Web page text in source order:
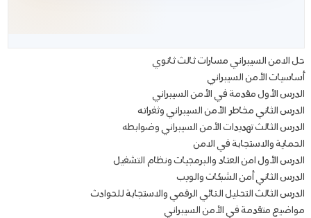
حل الامن السيبراني مسارات ثالث ثانوي
أساسيات الأمن السيبراني
الدرس الأول مقدمة في الأمن السيبراني
الدرس الثاني مخاطر الأمن السيبراني وثغراته
الدرس الثالث تهديدات الأمن السيبراني وضوابطه
الحماية والاستجابة في الامن
الدرس الأول امن العتاد والبرمجيات ونظام التشغيل
الدرس الثاني أمن الشبكات والويب
الدرس الثالث التحليل النائي الرقمي والاستجابة للحوادث
مواضيع متقدمة في الأمن السيبراني